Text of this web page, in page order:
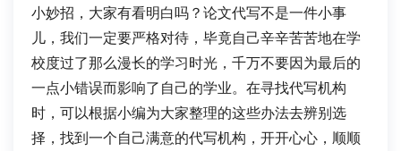
小妙招，大家有看明白吗？论文代写不是一件小事
儿，我们一定要严格对待，毕竟自己辛辛苦苦地在学
校度过了那么漫长的学习时光，千万不要因为最后的
一点小错误而影响了自己的学业。在寻找代写机构
时，可以根据小编为大家整理的这些办法去辨别选
择，找到一个自己满意的代写机构，开开心心，顺顺